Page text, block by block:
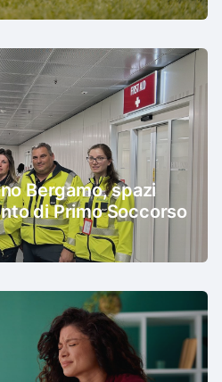
Bergamo, spazi
di Primo Soccorso